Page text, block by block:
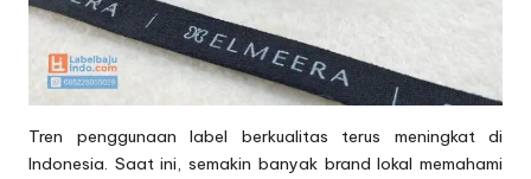
Tren penggunaan label berkualitas terus meningkat di
Indonesia. Saat ini, semakin banyak brand lokal memahami